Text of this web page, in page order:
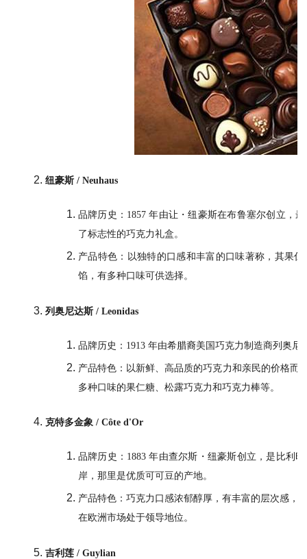
纽豪斯 / Neuhaus
品牌历史：1857 年由让・纽豪斯在布鲁塞尔创立，
了标志性的巧克力礼盒。
产品特色：以独特的口感和丰富的口味著称，其果
馅，有多种口味可供选择。
列奥尼达斯 / Leonidas
品牌历史：1913 年由希腊裔美国巧克力制造商列奥
产品特色：以新鲜、高品质的巧克力和亲民的价格而
多种口味的果仁糖、松露巧克力和巧克力棒等。
克特多金象 / Côte d'Or
品牌历史：1883 年由查尔斯・纽豪斯创立，是比利
岸，那里是优质可可豆的产地。
产品特色：巧克力口感浓郁醇厚，有丰富的层次感，
在欧洲市场处于领导地位。
吉利莲 / Guylian